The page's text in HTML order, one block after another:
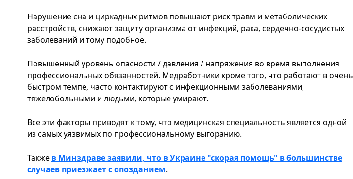
Нарушение сна и циркадных ритмов повышают риск травм и метаболических
расстройств, снижают защиту организма от инфекций, рака, сердечно-сосудистых
заболеваний и тому подобное.
Повышенный уровень опасности / давления / напряжения во время выполнения
профессиональных обязанностей. Медработники кроме того, что работают в очень
быстром темпе, часто контактируют с инфекционными заболеваниями,
тяжелобольными и людьми, которые умирают.
Все эти факторы приводят к тому, что медицинская специальность является одной
из самых уязвимых по профессиональному выгоранию.
Также в Минздраве заявили, что в Украине "скорая помощь" в большинстве
случаев приезжает с опозданием.